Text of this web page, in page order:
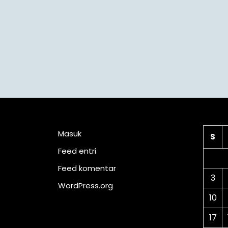
Masuk
Feed entri
Feed komentar
WordPress.org
S
3
10
17